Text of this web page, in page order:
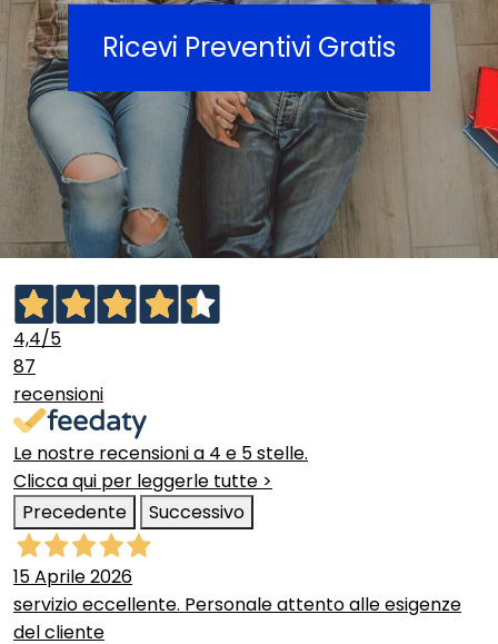
Ricevi Preventivi Gratis
4,4/5
87
recensioni
Le nostre recensioni a 4 e 5 stelle.
Clicca qui per leggerle tutte >
Precedente
Successivo
15 Aprile 2026
servizio eccellente. Personale attento alle esigenze
del cliente